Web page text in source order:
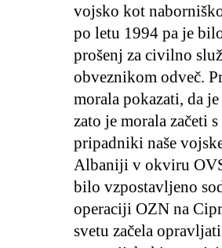
vojsko kot
po letu 1994 pa je
prošenj za civilno
obveznikom odveč.
morala pokazati, da
zato je morala začeti
pripadniki naše
Albaniji v okviru
bilo vzpostavljeno
operaciji OZN na
svetu začela